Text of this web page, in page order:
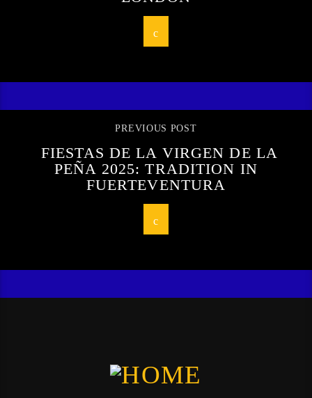
PREVIOUS POST
FIESTAS DE LA VIRGEN DE LA
PEÑA 2025: TRADITION IN
FUERTEVENTURA